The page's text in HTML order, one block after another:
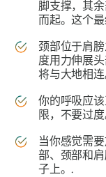
脚支撑，其
而起。这个
颈部位于肩
度用力伸展
将与大地相连
你的呼吸应
限，不要过度
当你感觉需
部、颈部和
子上。.